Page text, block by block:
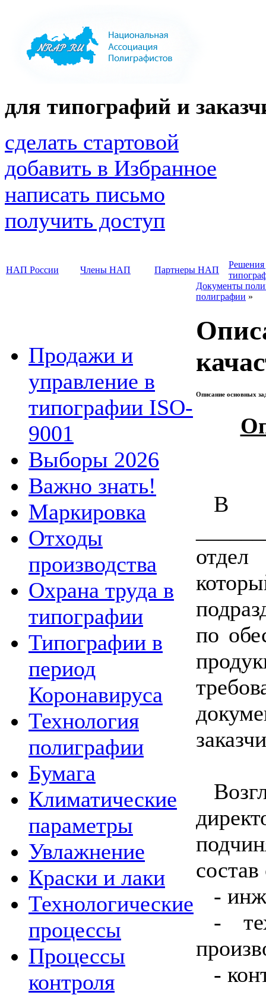
для типографий и
сделать стартовой
добавить в Избранное
написать письмо
получить доступ
НАП России Члены НАП Партнеры НАП
Решения
Продажи и
управление в
типографии ISO-
9001
Выборы 2026
Важно знать!
Маркировка
Отходы
производства
Охрана труда в
типографии
Типографии в
период
Коронавируса
Технология
полиграфии
Бумага
Климатические
параметры
Увлажнение
Краски и лаки
Технологические
процессы
Процессы
контроля
Документы
полиграфии »
Описание основных
В
по
-
-
-